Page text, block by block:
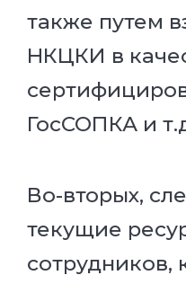
также путем
НКЦКИ в
ГосСОПКА и
Во-вторых,
текущие
сотрудников,